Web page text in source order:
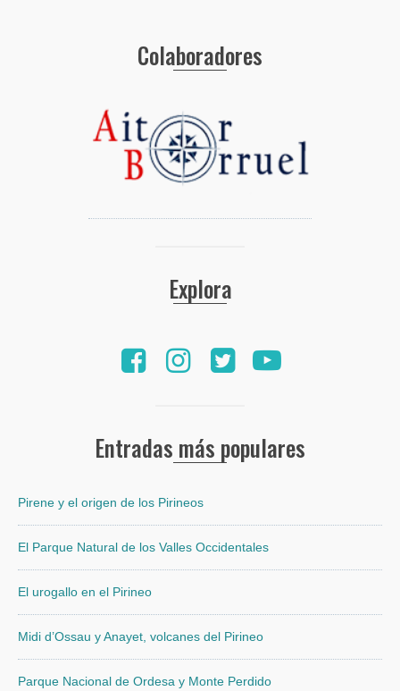
Colaboradores
Explora
Entradas más populares
Pirene y el origen de los Pirineos
El Parque Natural de los Valles Occidentales
El urogallo en el Pirineo
Midi d’Ossau y Anayet, volcanes del Pirineo
Parque Nacional de Ordesa y Monte Perdido